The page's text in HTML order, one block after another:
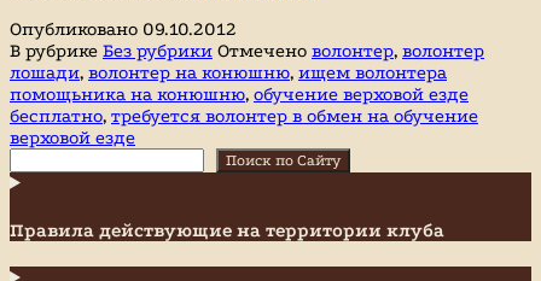
помощник
по
уходу
за
Опубликовано 09.10.2012
В рубрике Без рубрики Отмечено волонтер, волонтер
лошади, волонтер на конюшню, ищем волонтера
помощьника на конюшню, обучение верховой езде
бесплатно, требуется волонтер в обмен на обучение
верховой езде
Поиск по Сайту
Правила действующие на территории клуба